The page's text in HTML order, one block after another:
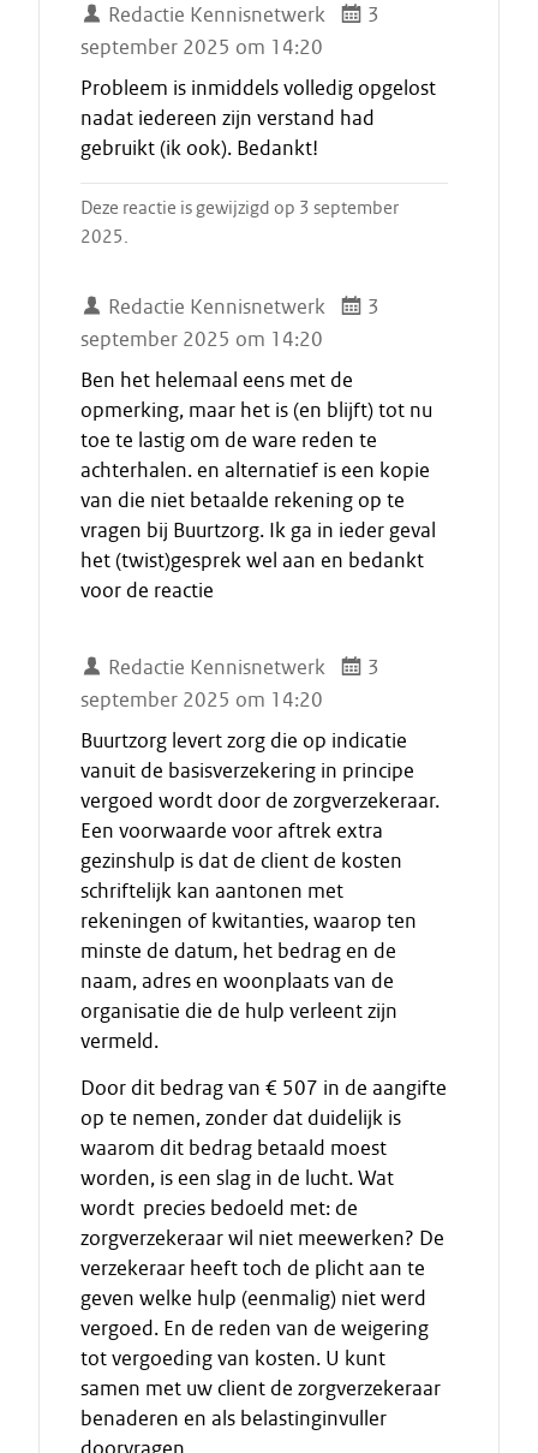
Redactie Kennisnetwerk
3
september 2025 om 14:20
Probleem is inmiddels volledig opgelost
nadat iedereen zijn verstand had
gebruikt (ik ook). Bedankt!
Deze reactie is gewijzigd op 3 september
2025.
Redactie Kennisnetwerk
3
september 2025 om 14:20
Ben het helemaal eens met de
opmerking, maar het is (en blijft) tot nu
toe te lastig om de ware reden te
achterhalen. en alternatief is een kopie
van die niet betaalde rekening op te
vragen bij Buurtzorg. Ik ga in ieder geval
het (twist)gesprek wel aan en bedankt
voor de reactie
Redactie Kennisnetwerk
3
september 2025 om 14:20
Buurtzorg levert zorg die op indicatie
vanuit de basisverzekering in principe
vergoed wordt door de zorgverzekeraar.
Een voorwaarde voor aftrek extra
gezinshulp is dat de client de kosten
schriftelijk kan aantonen met
rekeningen of kwitanties, waarop ten
minste de datum, het bedrag en de
naam, adres en woonplaats van de
organisatie die de hulp verleent zijn
vermeld.
Door dit bedrag van € 507 in de aangifte
op te nemen, zonder dat duidelijk is
waarom dit bedrag betaald moest
worden, is een slag in de lucht. Wat
wordt precies bedoeld met: de
zorgverzekeraar wil niet meewerken? De
verzekeraar heeft toch de plicht aan te
geven welke hulp (eenmalig) niet werd
vergoed. En de reden van de weigering
tot vergoeding van kosten. U kunt
samen met uw client de zorgverzekeraar
benaderen en als belastinginvuller